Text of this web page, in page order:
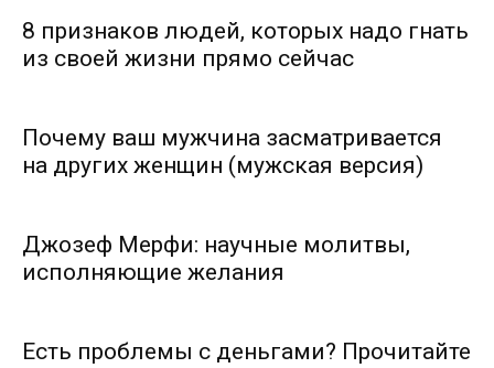
8 признаков людей, которых надо гнать
из своей жизни прямо сейчас
Почему ваш мужчина засматривается
на других женщин (мужская версия)
Джозеф Мерфи: научные молитвы,
исполняющие желания
Есть проблемы с деньгами? Прочитайте